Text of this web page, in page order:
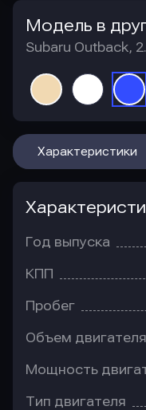
Модель в
Subaru Outback,
Характеристики
Год выпуска
КПП
Пробег
Объем двигателя
Мощность
Тип двигателя